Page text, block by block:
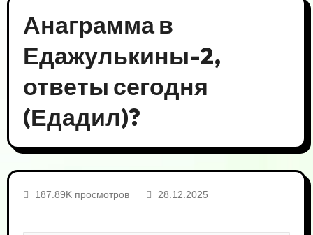
Анаграмма в
Едажулькины-2,
ответы сегодня
(Едадил)?
187.89K просмотров 28.12.2025